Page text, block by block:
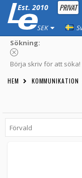
Est. 2010 PRIVAT
SEK
Sökning:
Börja skriv för att söka!
HEM KOMMUNIKATION
IMC-